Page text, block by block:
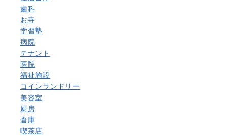
歯科
お寺
学習塾
病院
テナント
医院
福祉施設
コインランドリー
美容室
厨房
倉庫
喫茶店